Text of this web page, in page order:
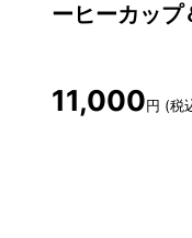
ーヒーカッ
11,000円 (税